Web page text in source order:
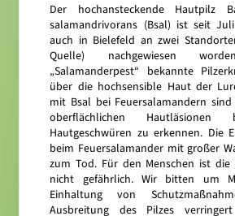
Der hochansteckende Hautpilz
salamandrivorans (Bsal) ist seit
auch in Bielefeld an zwei
Quelle) nachgewiesen
„Salamanderpest“ bekannte
über die hochsensible Haut der
mit Bsal bei Feuersalamandern
oberflächlichen
Hautgeschwüren zu erkennen. Die
beim Feuersalamander mit großer
zum Tod. Für den Menschen ist die
nicht gefährlich. Wir bitten um
Einhaltung von
Ausbreitung des Pilzes